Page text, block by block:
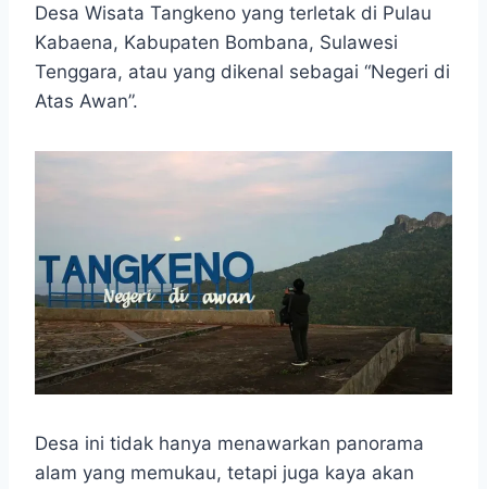
Desa Wisata Tangkeno yang terletak di Pulau
Kabaena, Kabupaten Bombana, Sulawesi
Tenggara, atau yang dikenal sebagai “Negeri di
Atas Awan”.
Desa ini tidak hanya menawarkan panorama
alam yang memukau, tetapi juga kaya akan